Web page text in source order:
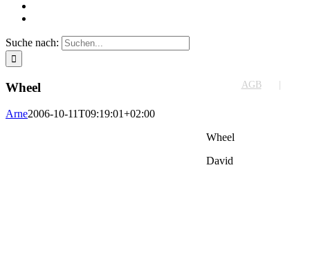
Suche nach:
Wheel
Arne2006-10-11T09:19:01+02:00
Wheel
David
AGB